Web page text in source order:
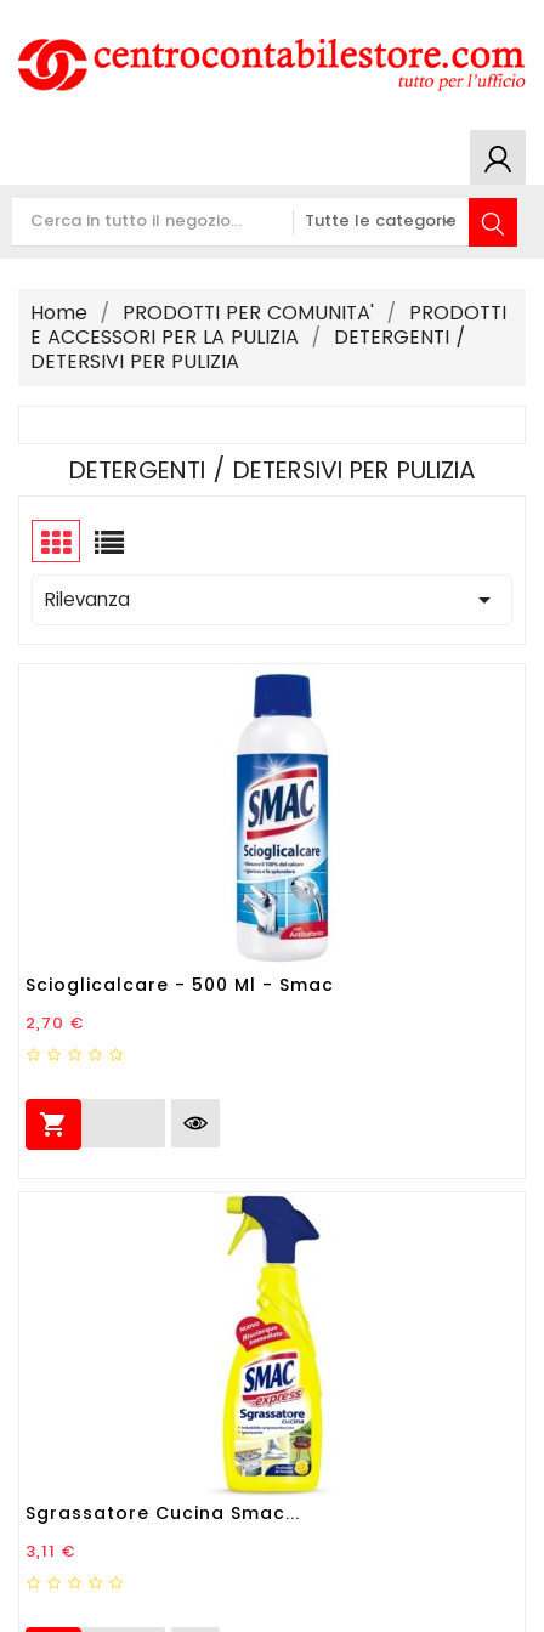
Home PRODOTTI PER COMUNITA'
PRODOTTI
E ACCESSORI PER LA PULIZIA
DETERGENTI /
DETERSIVI PER PULIZIA
DETERGENTI / DETERSIVI PER PULIZIA
Rilevanza 
Scioglicalcare - 500 Ml - Smac
Prezzo
2,70 €

Sgrassatore Cucina Smac...
Prezzo
3,11 €